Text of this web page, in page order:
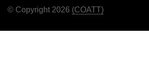
© Copyright 2026 (COATT)